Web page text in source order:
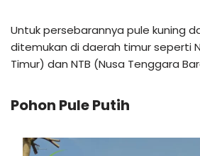
Untuk persebarannya pule kuning
ditemukan di daerah timur seperti
Timur) dan NTB (Nusa Tenggara
Pohon Pule Putih